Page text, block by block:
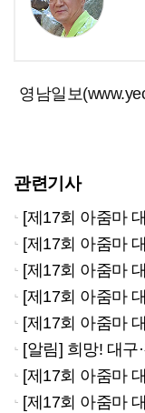
영남일보
관련기사
[제17회 아줌마 대축
[제17회 아줌마 대축
[제17회 아줌마 대축
[제17회 아줌마 대축
[제17회 아줌마 대축
[알림] 희망! 대구·경북
[제17회 아줌마 대축
[제17회 아줌마 대축